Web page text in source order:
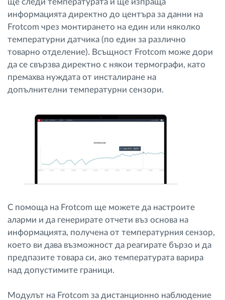
ще следи температурата и ще изпраща
информацията директно до центъра за данни на
Frotcom чрез монтирането на един или няколко
температурни датчика (по един за различно
товарно отделение). Всъщност Frotcom може дори
да се свързва директно с някои термографи, като
премахва нуждата от инсталиране на
допълнителни температурни сензори.
С помоща на Frotcom ще можете да настроите
аларми и да генерирате отчети въз основа на
информацията, получена от температурния сензор,
което ви дава възможност да реагирате бързо и да
предпазите товара си, ако температурата варира
над допустимите граници.
Модулът на Frotcom за дистанционно наблюдение